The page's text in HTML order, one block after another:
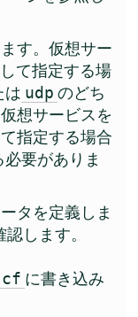
す。仮想サー
て指定する場
は udp のどち
想サービスを
指定する場合
必要がありま
タを定義しま
します。
に書き込み